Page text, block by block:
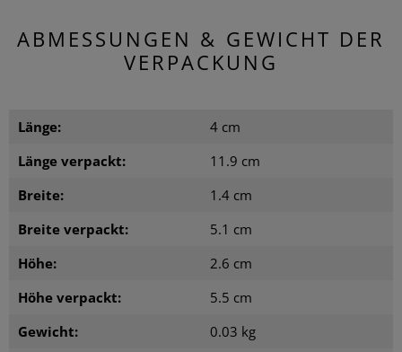
ABMESSUNGEN & GEWICHT DER
VERPACKUNG
Länge:
4 cm
Länge verpackt:
11.9 cm
Breite:
1.4 cm
Breite verpackt:
5.1 cm
Höhe:
2.6 cm
Höhe verpackt:
5.5 cm
Gewicht:
0.03 kg